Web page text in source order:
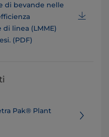
di bevande nelle
linea (LMME)
(PDF)
Pak® Plant